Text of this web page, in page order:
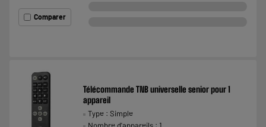
Comparer
Télécommande TNB universelle senior pour 1
appareil
Type : Simple